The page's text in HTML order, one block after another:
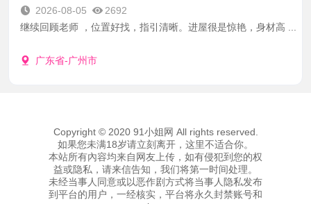
2026-08-05
2692
继续回顾老师 ，位置好找，指引清晰。进屋很是惊艳，身材高 ...
广东省-广州市
Copyright © 2020 91小姐网 All rights reserved.
如果您未满18岁请立刻离开，这里不适合你。
本站所有內容均来自网友上传，如有侵犯到您的权
益或隐私，请来信告知，我们将第一时间处理。
未经当事人同意或以恶作剧方式将当事人隐私发布
到平台的用户，一经核实，平台将永久封禁账号和